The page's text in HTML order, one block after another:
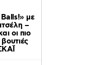
με
–
οι πιο